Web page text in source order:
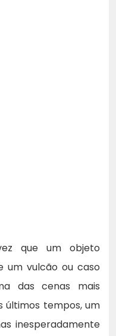
que um objeto
um vulcão ou caso
das cenas mais
últimos tempos, um
inesperadamente